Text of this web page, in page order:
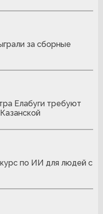
за сборные
Елабуги требуют
по ИИ для людей с